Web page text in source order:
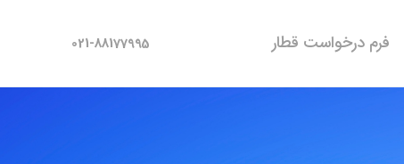
فرم درخواست قطار 021-88177995